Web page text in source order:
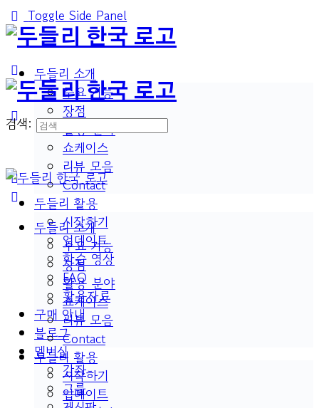
Toggle Side Panel
두들리 소개
주요 기능
장점
활용 분야
쇼케이스
리뷰 모음
Contact
두들리 활용
시작하기
업데이트
학습 영상
FAQ
활용자료
구매 안내
블로그
멤버십
강좌
그룹
검색:
두들리 소개
주요 기능
장점
활용 분야
쇼케이스
리뷰 모음
Contact
두들리 활용
시작하기
업데이트